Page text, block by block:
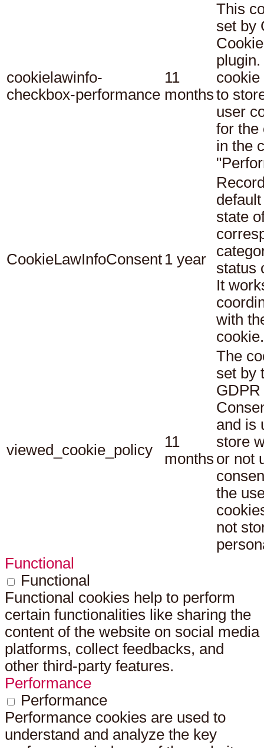
cookielawinfo-
checkbox-performance
11
months
This
set by
cookie
to
user
for the
in the
CookieLawInfoConsent 1 year
state
status
It
with
cookie.
viewed_cookie_policy
11
months
The
set by
and is
store
or not
the
not
Functional
Functional
Functional cookies help to perform
certain functionalities like sharing the
content of the website on social media
platforms, collect feedbacks, and
other third-party features.
Performance
Performance
Performance cookies are used to
understand and analyze the key